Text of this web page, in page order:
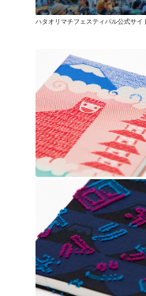
ハタオリマチフェスティバル公式サイ